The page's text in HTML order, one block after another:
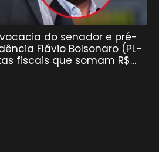
do senador e pré-
Flávio Bolsonaro (PL-
fiscais que somam R$…